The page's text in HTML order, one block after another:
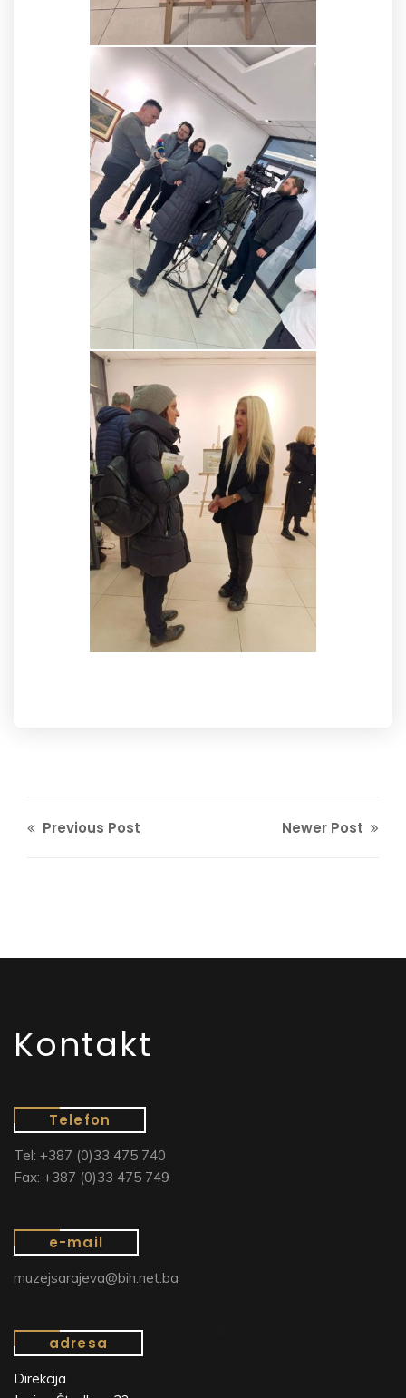
Previous Post Newer Post
Kontakt
Telefon
Tel: +387 (0)33 475 740
Fax: +387 (0)33 475 749
e-mail
muzejsarajeva@bih.net.ba
adresa
Direkcija